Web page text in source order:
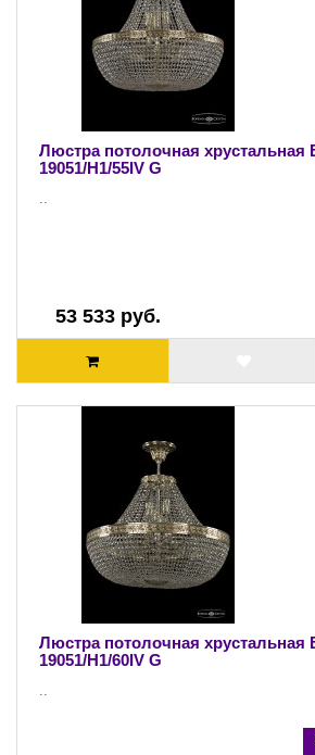
Люстра потолочная хрустальная
19051/H1/55IV G
..
53 533 руб.
Люстра потолочная хрустальная
19051/H1/60IV G
..